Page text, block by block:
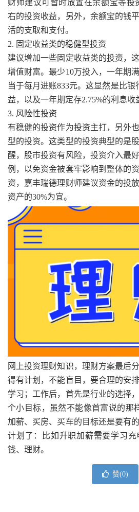
财师建议可暂时放置在余额宝等投
右的投资收益，另外，余额宝的钱
活的支取和支付。
2. 固定收益类的稳健型投资
建议增加一些固定收益类的投资，
增值财富。最少10万投入，一年期
当于每月进账833元。这显然是比银
益，以及一年期定存2.75%的利息收
3. 风险性投资
有稳健的投资作为投资主打，另外
型的投资。这类型的投资典型的是
醒，股市投资有风险，投资介入最
例，以免资金被套牢影响到整体的
资，嘉丰瑞德理财师建议资金的投
资产的30%为宜。
网上投资理财知识，理财方案最后
得有计划，不能盲目，要合理的安
学习；工作后，首先是行业的选择
个小目标，虽然不能像首富说的那
加薪、买房、买车的目标还是要有
计划了：比如升职加薪需要学习
钱、理财。
赞(0)